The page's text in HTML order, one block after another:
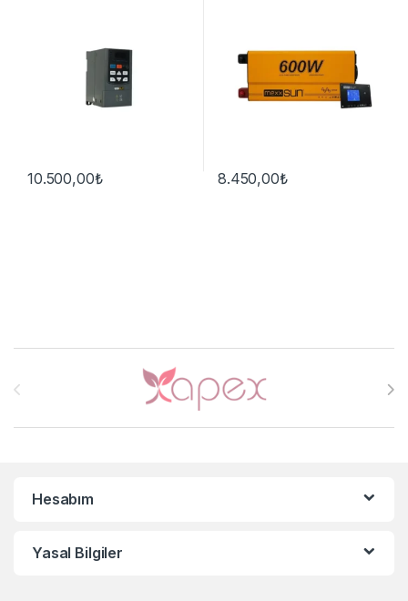
10.500,00₺ 8.450,00₺
Brands Carousel
Hesabım
Yasal Bilgiler